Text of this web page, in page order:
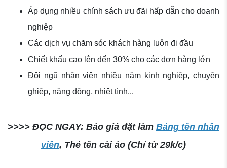
Áp dụng nhiều chính sách ưu đãi hấp dẫn cho doanh
nghiệp
Các dịch vụ chăm sóc khách hàng luôn đi đầu
Chiết khấu cao lên đến 30% cho các đơn hàng lớn
Đội ngũ nhân viên nhiều năm kinh nghiệp, chuyên
ghiệp, năng động, nhiệt tình...
>>>> ĐỌC NGAY: Báo giá đặt làm Bảng tên nhân
viên, Thẻ tên cài áo (Chỉ từ 29k/c)